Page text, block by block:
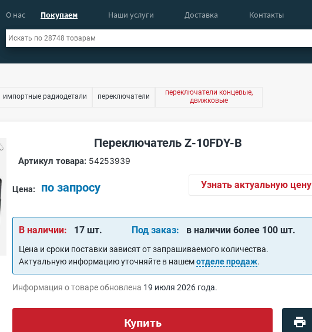
О нас Покупаем Наши услуги Доставка Контакты
импортные радиодетали переключатели
переключатели концевые,
движковые
Переключатель Z-10FDY-B
Артикул товара: 54253939
Цена: по запросу Узнать актуальную цену
В наличии: 17 шт. Под заказ: в наличии более 100 шт.
Цена и сроки поставки зависят от запрашиваемого количества.
Актуальную информацию уточняйте в нашемотделе продаж.
Информация о товаре обновлена 19 июля 2026 года.
Купить